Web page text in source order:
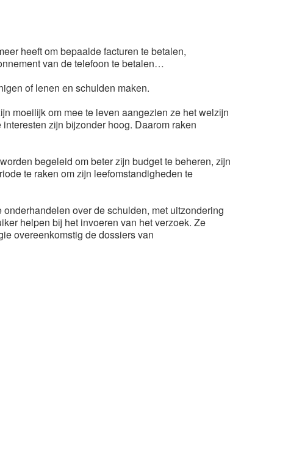
heeft om bepaalde facturen te betalen,
van de telefoon te betalen…
of lenen en schulden maken.
moeilijk om mee te leven aangezien ze het welzijn
zijn bijzonder hoog. Daarom raken
begeleid om beter zijn budget te beheren, zijn
te raken om zijn leefomstandigheden te
over de schulden, met uitzondering
helpen bij het invoeren van het verzoek. Ze
overeenkomstig de dossiers van